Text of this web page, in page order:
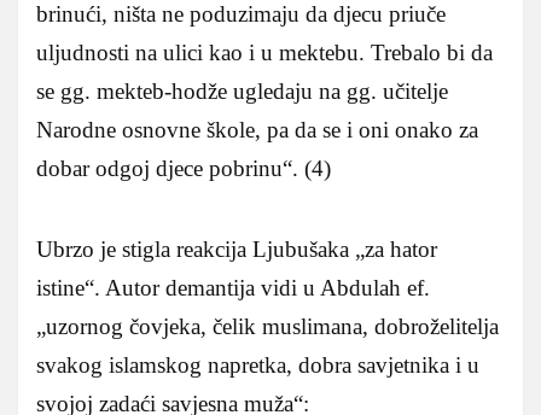
brinući, ništa ne poduzimaju da djecu priuče
uljudnosti na ulici kao i u mektebu. Trebalo bi da
se gg. mekteb-hodže ugledaju na gg. učitelje
Narodne osnovne škole, pa da se i oni onako za
dobar odgoj djece pobrinu“. (4)
Ubrzo je stigla reakcija Ljubušaka „za hator
istine“. Autor demantija vidi u Abdulah ef.
„uzornog čovjeka, čelik muslimana, dobroželitelja
svakog islamskog napretka, dobra savjetnika i u
svojoj zadaći savjesna muža“: